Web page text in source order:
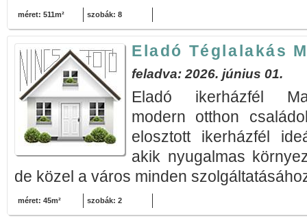
méret: 511m² szobák: 8
Eladó Téglalakás
feladva: 2026. június 01.
Eladó ikerházfél
modern otthon
elosztott ikerházfél
akik nyugalmas
de közel a város minden
méret: 45m² szobák: 2